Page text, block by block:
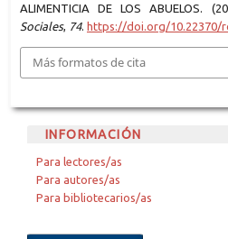
ALIMENTICIA DE LOS ABUELOS.
Sociales, 74. https://doi.org/10.22370/
Más formatos de cita
INFORMACIÓN
Para lectores/as
Para autores/as
Para bibliotecarios/as